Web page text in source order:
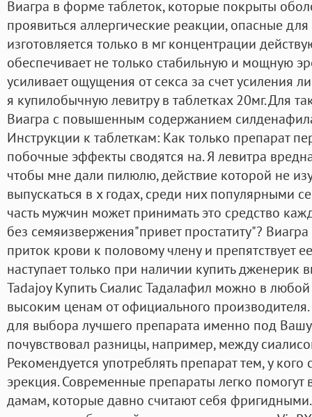
Виагра в форме таблеток, которые покрыты
проявиться аллергические реакции, опасные
изготовляется только в мг концентрации
обеспечивает не только стабильную и мощную
усиливает ощущения от секса за счет усиления
я купилобычную левитру в таблетках 20мг. Для
Виагра с повышенным содержанием
Инструкции к таблеткам: Как только препарат
побочные эффекты сводятся на. Я левитра
чтобы мне дали пилюлю, действие которой не
выпускаться в х годах, среди них популярными
часть мужчин может принимать это средство
без семяизвержения"привет простатиту"?
приток крови к половому члену и препятствует
наступает только при наличии купить дженерик
Tadajoy Купить Сиалис Тадалафил можно в
высоким ценам от официального
для выбора лучшего препарата именно под
почувствовал разницы, например, между
Рекомендуется употреблять препарат тем, у
эрекция. Современные препараты легко
дамам, которые давно считают себя